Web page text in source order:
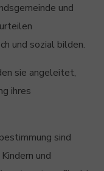
und
und sozial bilden.
sie angeleitet,
ihres
sind
und